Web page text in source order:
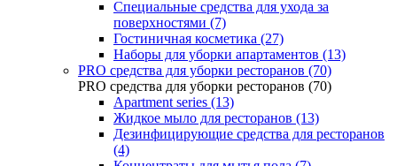
Специальные средства для ухода за
поверхностями (7)
Гостиничная косметика (27)
Наборы для уборки апартаментов (13)
PRO средства для уборки ресторанов (70)
PRO средства для уборки ресторанов (70)
Apartment series (13)
Жидкое мыло для ресторанов (13)
Дезинфицирующие средства для ресторанов
(4)